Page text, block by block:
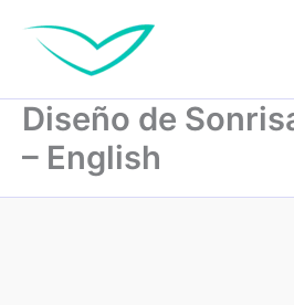
content
Diseño de
– English